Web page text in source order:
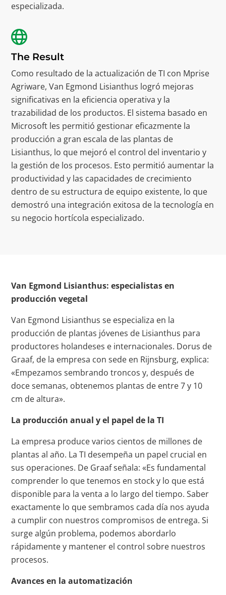
especializada.
The Result
Como resultado de la actualización de TI con Mprise
Agriware, Van Egmond Lisianthus logró mejoras
significativas en la eficiencia operativa y la
trazabilidad de los productos. El sistema basado en
Microsoft les permitió gestionar eficazmente la
producción a gran escala de las plantas de
Lisianthus, lo que mejoró el control del inventario y
la gestión de los procesos. Esto permitió aumentar la
productividad y las capacidades de crecimiento
dentro de su estructura de equipo existente, lo que
demostró una integración exitosa de la tecnología en
su negocio hortícola especializado.
Van Egmond Lisianthus: especialistas en
producción vegetal
Van Egmond Lisianthus se especializa en la
producción de plantas jóvenes de Lisianthus para
productores holandeses e internacionales. Dorus de
Graaf, de la empresa con sede en Rijnsburg, explica:
«Empezamos sembrando troncos y, después de
doce semanas, obtenemos plantas de entre 7 y 10
cm de altura».
La producción anual y el papel de la TI
La empresa produce varios cientos de millones de
plantas al año. La TI desempeña un papel crucial en
sus operaciones. De Graaf señala: «Es fundamental
comprender lo que tenemos en stock y lo que está
disponible para la venta a lo largo del tiempo. Saber
exactamente lo que sembramos cada día nos ayuda
a cumplir con nuestros compromisos de entrega. Si
surge algún problema, podemos abordarlo
rápidamente y mantener el control sobre nuestros
procesos.
Avances en la automatización